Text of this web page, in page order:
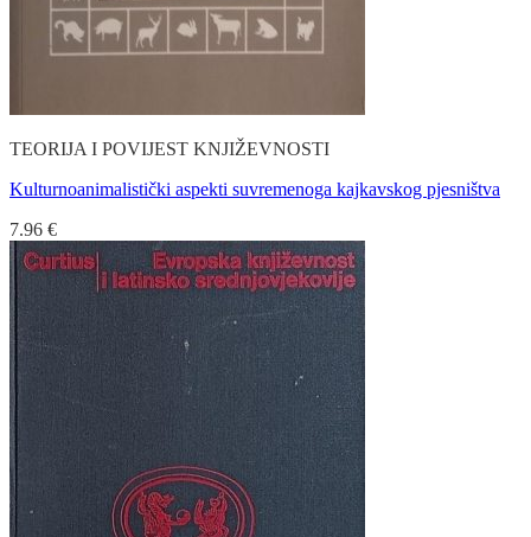
TEORIJA I POVIJEST KNJIŽEVNOSTI
Kulturnoanimalistički aspekti suvremenoga kajkavskog pjesništva
7.96 €